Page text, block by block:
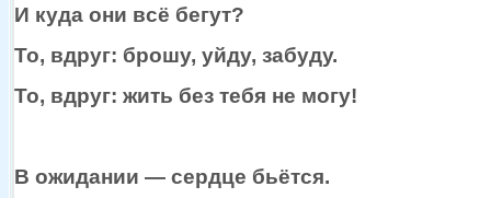
И куда они всё бегут?
То, вдруг: брошу, уйду, забуду.
То, вдруг: жить без тебя не могу!
В ожидании — сердце бьётся.